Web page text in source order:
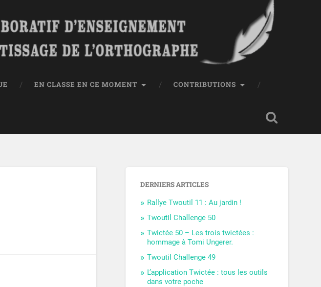
EN CLASSE EN CE MOMENT CONTRIBUTIONS
DERNIERS ARTICLES
Rallye Twoutil 11 : Au jardin !
Twoutil Challenge 50
Twictée 50 – Les trois twictées :
hommage à Tomi Ungerer.
Twoutil Challenge 49
L’application Twictée : tous les outils
dans votre poche